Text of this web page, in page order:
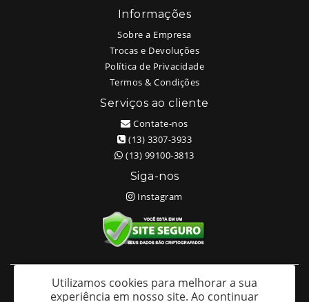
Informações
Sobre a Empresa
Trocas e Devoluções
Política de Privacidade
Termos & Condições
Serviços ao cliente
Contate-nos
(13) 3307-3933
(13) 99100-3813
Siga-nos
Instagram
White Head Tattoo (Wellington Ricardo Kudlinski EPP) - CNPJ:
Utilizamos cookies para melhorar a sua
experiência em nosso site. Ao continuar